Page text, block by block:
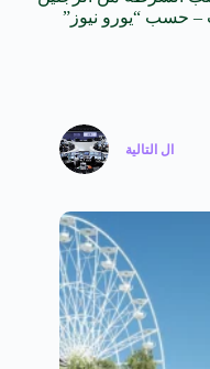
حسب “يورو نيوز”
ال التالية